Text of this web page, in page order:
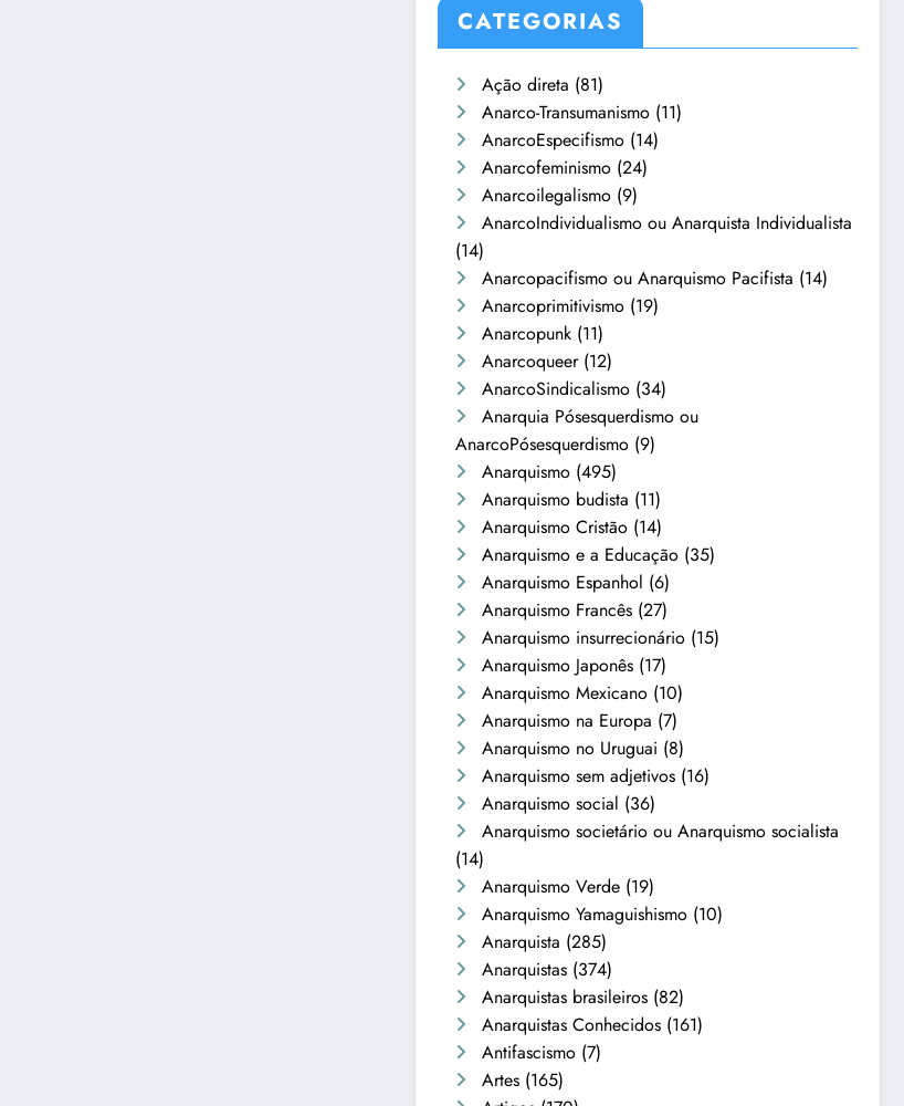
CATEGORIAS
Ação direta (81)
Anarco-Transumanismo (11)
AnarcoEspecifismo (14)
Anarcofeminismo (24)
Anarcoilegalismo (9)
AnarcoIndividualismo ou Anarquista Individualista
(14)
Anarcopacifismo ou Anarquismo Pacifista (14)
Anarcoprimitivismo (19)
Anarcopunk (11)
Anarcoqueer(12)
AnarcoSindicalismo (34)
Anarquia Pósesquerdismo ou
AnarcoPósesquerdismo (9)
Anarquismo (495)
Anarquismo budista (11)
Anarquismo Cristão (14)
Anarquismo e a Educação (35)
Anarquismo Espanhol (6)
Anarquismo Francês (27)
Anarquismo insurrecionário (15)
Anarquismo Japonês (17)
Anarquismo Mexicano (10)
Anarquismo na Europa (7)
Anarquismo no Uruguai (8)
Anarquismo sem adjetivos (16)
Anarquismo social (36)
Anarquismo societário ou Anarquismo socialista
(14)
Anarquismo Verde (19)
Anarquismo Yamaguishismo (10)
Anarquista (285)
Anarquistas (374)
Anarquistas brasileiros (82)
Anarquistas Conhecidos (161)
Antifascismo (7)
Artes (165)